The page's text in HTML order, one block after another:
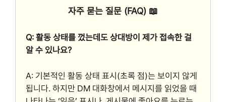
자주 묻는 질문 (FAQ) 📖
Q: 활동 상태를 껐는데도 상대방이 제가 접속한 걸
알 수 있나요?
A: 기본적인 활동 상태 표시(초록 점)는 보이지 않게
됩니다. 하지만 DM 대화창에서 메시지를 읽었을 때